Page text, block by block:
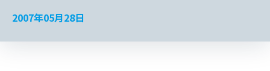
関連書籍
東亜の歩み ～From 1908 to 2008～
IRニュース
シェアードリサーチレポート
IRイベント
IRサポート
海外から探す
重要課題とKPI
カーボンニュートラルへの取組み
健康経営
リスクマネジメント
施設・用途から探す
土木技術一覧
所有船舶一覧
海の相談室
冷蔵倉庫の相談室
お問い合わせ
新卒・第二新卒採用情報
カムバック採用
コーポレートメッセージ
2007年05月28日